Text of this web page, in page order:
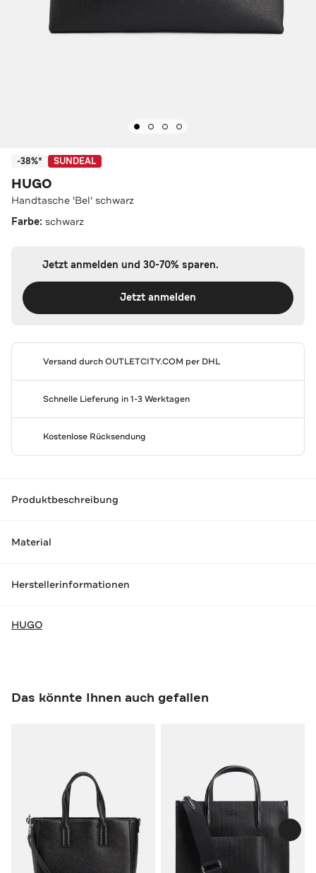
-38%* SUNDEAL
HUGO
Handtasche 'Bel' schwarz
Farbe: schwarz
Jetzt anmelden und 30-70% sparen.
Jetzt anmelden
Versand durchOUTLETCITY.COM per DHL
Schnelle Lieferung in 1-3 Werktagen
Kostenlose Rücksendung
Produktbeschreibung
Material
Herstellerinformationen
HUGO
Das könnte Ihnen auch gefallen